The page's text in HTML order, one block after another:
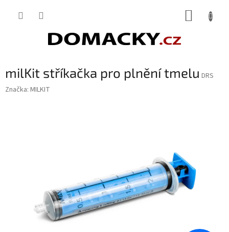
milKit stříkačka pro plnění tmelu DRS
Značka: MILKIT